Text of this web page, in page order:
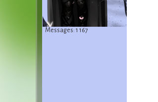
Messages: 1 167